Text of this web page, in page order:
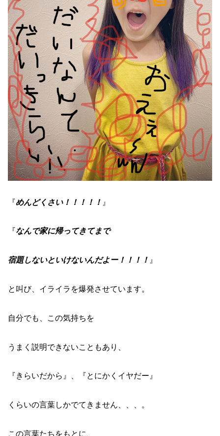
『めんどくさい！！！！！ 』
『なんで家に帰ってきてまで
宿題しないといけないんだよー！！！！ 』
と叫び、イライラを爆発させています。
自分でも、この気持ちを
うまく説明できないこともあり、
『きらいだから』、『とにかくイヤだー』
くらいの言葉しかでてきません、、、。
この言葉たちをもとに、